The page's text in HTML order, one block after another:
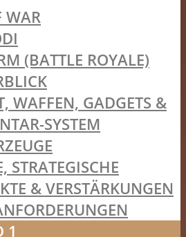
WAR
(BATTLE ROYALE)
WAFFEN, GADGETS &
SYSTEM
STRATEGISCHE
& VERSTÄRKUNGEN
1